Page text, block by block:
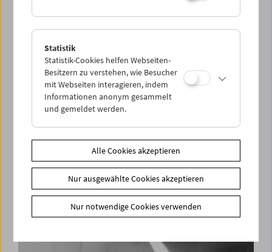
Aus der braunen Zeit
Filmdokumente zum NS-Alltag 1932-1941
Statistik
Statistik-Cookies helfen Webseiten-
Besitzern zu verstehen, wie Besucher
mit Webseiten interagieren, indem
Informationen anonym gesammelt
und gemeldet werden.
Alle Cookies akzeptieren
Nur ausgewählte Cookies akzeptieren
Nur notwendige Cookies verwenden